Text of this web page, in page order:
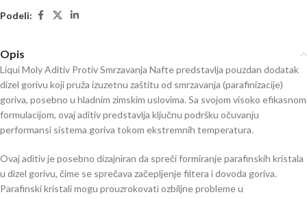
Podeli:
Opis
Liqui Moly Aditiv Protiv Smrzavanja Nafte predstavlja pouzdan dodatak
dizel gorivu koji pruža izuzetnu zaštitu od smrzavanja (parafinizacije)
goriva, posebno u hladnim zimskim uslovima. Sa svojom visoko efikasnom
formulacijom, ovaj aditiv predstavlja ključnu podršku očuvanju
performansi sistema goriva tokom ekstremnih temperatura.
Ovaj aditiv je posebno dizajniran da spreči formiranje parafinskih kristala
u dizel gorivu, čime se sprečava začepljenje filtera i dovoda goriva.
Parafinski kristali mogu prouzrokovati ozbiljne probleme u